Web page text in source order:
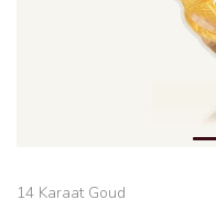
14 Karaat Goud